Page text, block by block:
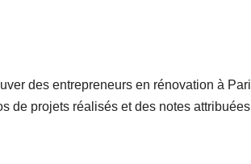
des entrepreneurs en rénovation à
de projets réalisés et des notes